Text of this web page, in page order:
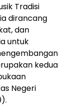
Tradisi
dirancang
dan
untuk
kedua
Negeri